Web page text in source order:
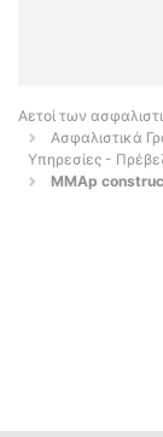
Αετοί των
Ασφαλιστικά
Υπηρεσίες -
MMAp